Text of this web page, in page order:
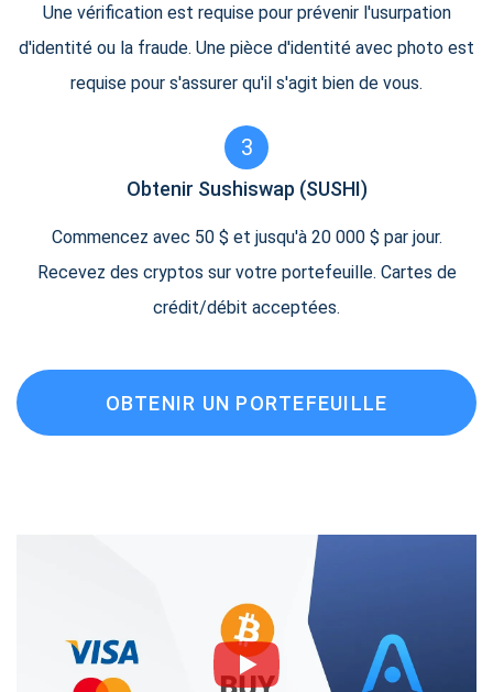
Une vérification est requise pour prévenir l'usurpation
d'identité ou la fraude. Une pièce d'identité avec photo est
requise pour s'assurer qu'il s'agit bien de vous.
3
Obtenir Sushiswap (SUSHI)
Commencez avec 50 $ et jusqu'à 20 000 $ par jour.
Recevez des cryptos sur votre portefeuille. Cartes de
crédit/débit acceptées.
OBTENIR UN PORTEFEUILLE